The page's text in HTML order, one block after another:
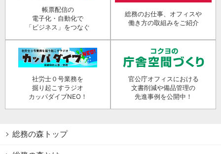
帳票配信の
電子化・自動化で
「ビジネス」をつなぐ
総務のお仕事、オフィスや
働き方の取組みをご紹介
社労士０号業務を
掘り起こすラジオ
カッパダイブNEO！
官公庁オフィスにおける
文書削減や備品管理の
先進事例を公開中！
総務の森トップ